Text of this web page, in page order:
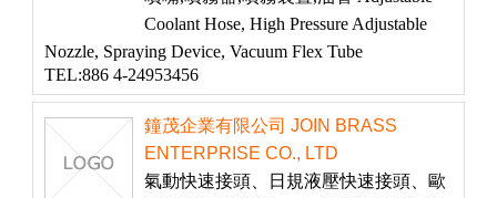
Coolant Hose, High Pressure Adjustable
Nozzle, Spraying Device, Vacuum Flex Tube
TEL:886 4-24953456
鐘茂企業有限公司 JOIN BRASS
ENTERPRISE CO., LTD
氣動快速接頭、日規液壓快速接頭、歐